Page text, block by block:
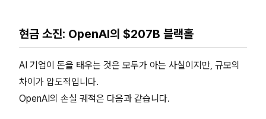
현금 소진: OpenAI의 $207B 블랙홀
AI 기업이 돈을 태우는 것은 모두가 아는 사실이지만, 규모의
차이가 압도적입니다.
OpenAI의 손실 궤적은 다음과 같습니다.